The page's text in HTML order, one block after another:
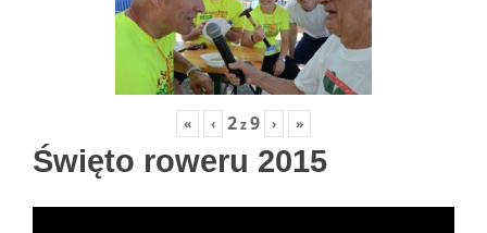
« ‹ 2z9 › »
Święto roweru 2015